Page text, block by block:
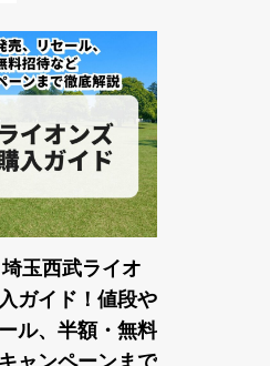
埼玉西武ライオ
ガイド！値段や
ル、半額・無料
ャンペーンまで